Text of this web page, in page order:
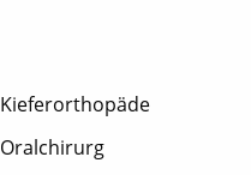
Kieferorthopäde
Oralchirurg